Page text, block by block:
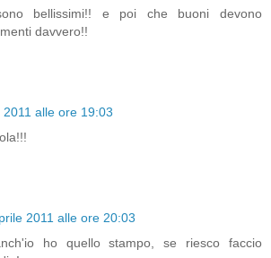
bellissimi!! e poi che buoni devono
davvero!!
2011 alle ore 19:03
2011 alle ore 20:03
ho quello stampo, se riesco faccio